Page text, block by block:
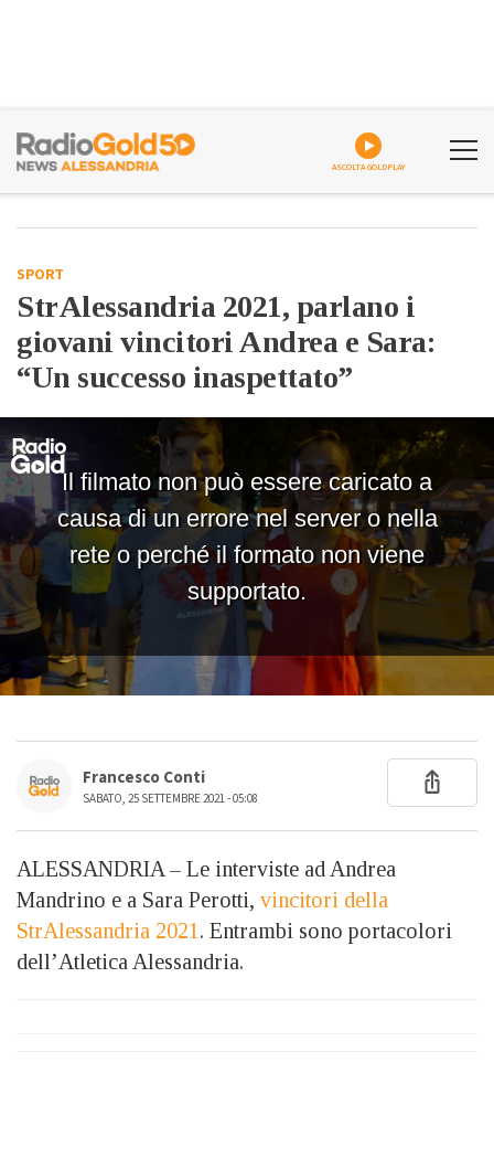
ASCOLTA GOLDPLAY
SPORT
StrAlessandria 2021, parlano i
giovani vincitori Andrea e Sara:
“Un successo inaspettato”
Francesco Conti
SABATO, 25 SETTEMBRE 2021 - 05:08
ALESSANDRIA – Le interviste ad Andrea
Mandrino e a Sara Perotti, vincitori della
StrAlessandria 2021 . Entrambi sono portacolori
dell’Atletica Alessandria.